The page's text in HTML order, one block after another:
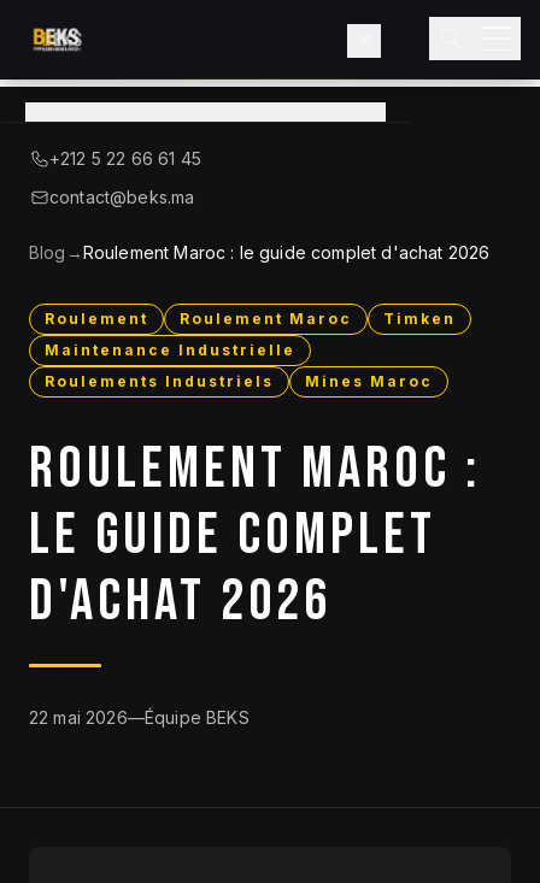
LIEBHERR — DISTRIBUTEUR OFFICIEL
Produits
Services
Secteurs
Blog
DESTOCKAGE
+212 5 22 66 61 45
contact@beks.ma
Blog →Roulement Maroc : le guide complet d'achat 2026
Roulement Roulement Maroc
Timken
Maintenance Industrielle
Roulements Industriels
Mines Maroc
ROULEMENT MAROC :
LE GUIDE COMPLET
D'ACHAT 2026
22 mai 2026—Équipe BEKS